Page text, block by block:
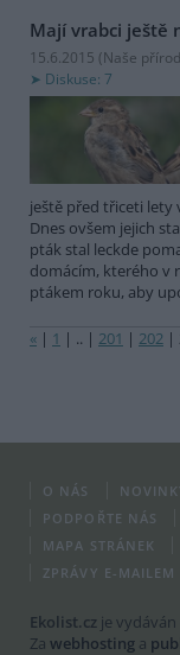
Mají vrabci ještě
15.6.2015 (Naše
Diskuse: 7
ještě před třiceti lety
Dnes ovšem jejich
pták stal leckde
domácím, kterého v
ptákem roku, aby
« | 1 | .. | 201 | 202 |
O NÁS
PODPOŘTE NÁS
MAPA STRÁNEK
ZPRÁVY E-MAILEM
Ekolist.cz je
Za webhosting a